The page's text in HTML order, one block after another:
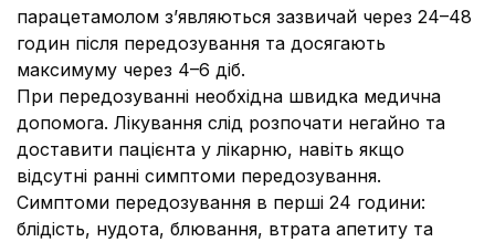
парацетамолом з’являються зазвичай через 24–48
годин після передозування та досягають
максимуму через 4–6 діб.
При передозуванні необхідна швидка медична
допомога. Лікування слід розпочати негайно та
доставити пацієнта у лікарню, навіть якщо
відсутні ранні симптоми передозування.
Симптоми передозування в перші 24 години:
блідість, нудота, блювання, втрата апетиту та